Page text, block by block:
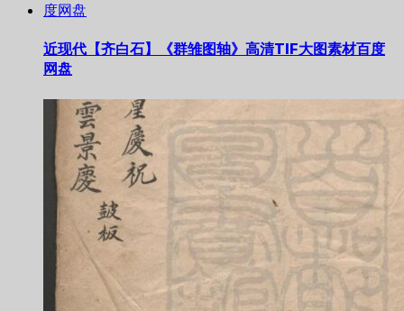
近现代【齐白石】《群雏图轴》高清TIF大图素材百度
网盘